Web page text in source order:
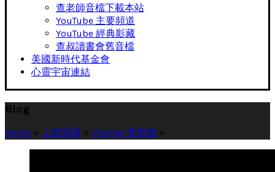
查老師音檔下載本站
YouTube 主要頻道
YouTube 經典影藏
查叔讀書會舊音檔
美國新時代基金會
心靈宇宙連結
Blog
Home » 上課演講 » Charles 查老師 »